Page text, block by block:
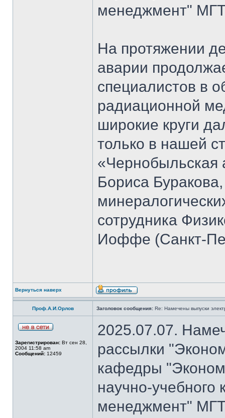
менеджмент"
На протяжении
аварии
специалистов в
радиационной
широкие круги
только в нашей
«Чернобыльская
Бориса
сотрудника
Иоффе (Санкт-
Вернуться наверх
Проф.А.И.Орлов Заголовок сообщения: Re: Намечены выпуски
Зарегистрирован: Вт сен 28,
2004 11:58 am
Сообщений: 12459
2025.07.07.
рассылки
кафедры
научно-
менеджмент"